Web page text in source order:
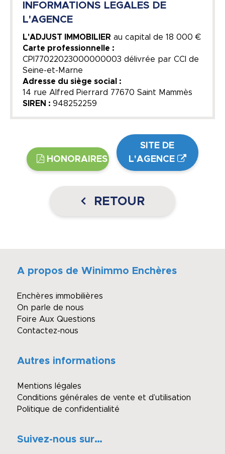
INFORMATIONS LEGALES DE
L'AGENCE
L'ADJUST IMMOBILIER au capital de 18 000 €
Carte professionnelle :
CPI77022023000000003 délivrée par CCI de
Seine-et-Marne
Adresse du siège social :
14 rue Alfred Pierrard 77670 Saint Mammès
SIREN : 948252259
HONORAIRES
SITE DE
L'AGENCE
RETOUR
A propos de Winimmo Enchères
Enchères immobilières
On parle de nous
Foire Aux Questions
Contactez-nous
Autres informations
Mentions légales
Conditions générales de vente et d’utilisation
Politique de confidentialité
Suivez-nous sur…